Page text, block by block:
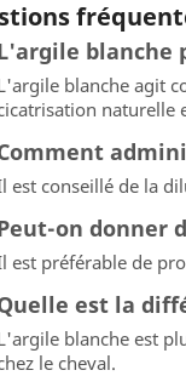
blanche
blanche agit
naturelle
est conseillé de la
on donner
est préférable de
est la
blanche est
le cheval.